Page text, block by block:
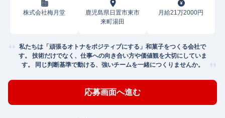
株式会社梅月堂
鹿児島県日置市東市
来町湯田
月給21万2000円
私たちは「頑張るオトナをポジティブにする」和菓子をつくる会社で
す。 技術だけでなく、仕事への向き合い方や価値観を大切にしていま
す。 同じ判断基準で動ける、強いチームを一緒につくりませんか。
応募画面へ進む